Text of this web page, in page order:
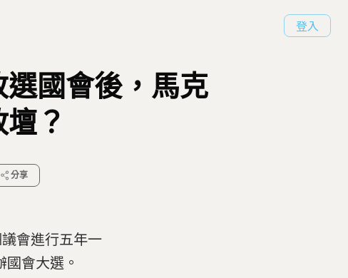
登入
國會後，馬克
？
分享
會進行五年一
會大選。